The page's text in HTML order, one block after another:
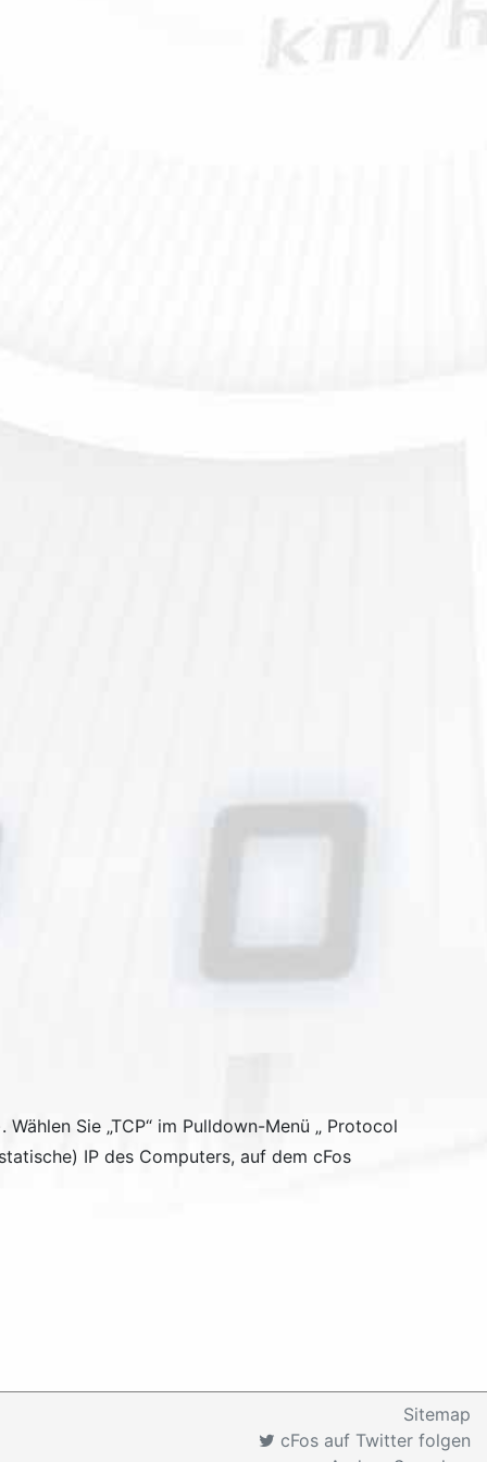
Wählen Sie „TCP“ im Pulldown-Menü „ Protocol
IP des Computers, auf dem cFos
Sitemap
cFos auf Twitter folgen